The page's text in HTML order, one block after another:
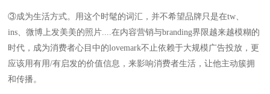
③成为生活方式。用这个时髦的词汇，并不希望品牌只是在tw、
ins、微博上发美美的照片....在内容营销与branding界限越来越模糊的
时代，成为消费者心目中的lovemark不止依赖于大规模广告投放，更
应该用有用/有启发的价值信息，来影响消费者生活，让他主动簇拥
和传播。